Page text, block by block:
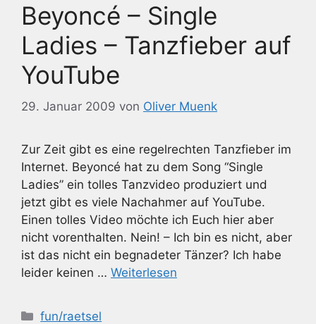
Beyoncé – Single
Ladies – Tanzfieber auf
YouTube
29. Januar 2009 von Oliver Muenk
Zur Zeit gibt es eine regelrechten Tanzfieber im
Internet. Beyoncé hat zu dem Song “Single
Ladies” ein tolles Tanzvideo produziert und
jetzt gibt es viele Nachahmer auf YouTube.
Einen tolles Video möchte ich Euch hier aber
nicht vorenthalten. Nein! – Ich bin es nicht, aber
ist das nicht ein begnadeter Tänzer? Ich habe
leider keinen … Weiterlesen
Kategorien
fun/raetsel